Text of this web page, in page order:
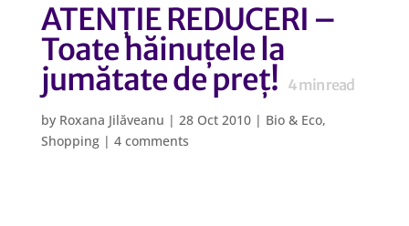
ATENȚIE REDUCERI –
Toate hăinuțele la
jumătate de preț! 4min read
by Roxana Jilăveanu | 28 Oct 2010| Bio & Eco,
Shopping| 4 comments